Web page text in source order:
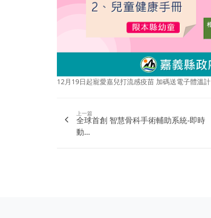
12月19日起寵愛嘉兒打流感疫苗 加碼送電子體溫計
上一篇
全球首創 智慧骨科手術輔助系統-即時
動...